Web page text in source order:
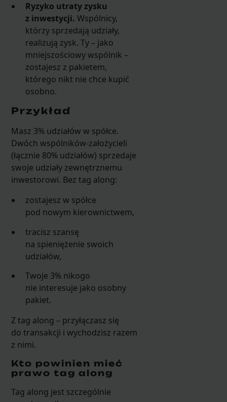
Ryzyko utraty zysku
z inwestycji. Wspólnicy,
którzy sprzedają udziały,
realizują zysk. Ty – jako
mniejszościowy wspólnik –
zostajesz z pakietem,
którego nikt nie chce kupić
osobno.
Przykład
Masz 3% udziałów w spółce.
Dwóch wspólników-założycieli
(łącznie 80% udziałów) sprzedaje
swoje udziały zewnętrznemu
inwestorowi. Bez tag along:
zostajesz w spółce
pod nowym kierownictwem,
tracisz szansę
na spieniężenie swoich
udziałów,
Twoje 3% nikogo
nie interesuje jako osobny
pakiet.
Z tag along – przyłączasz się
do transakcji i wychodzisz razem
z nimi.
Kto powinien mieć
prawo tag along
Tag along jest szczególnie